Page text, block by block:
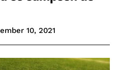
10, 2021